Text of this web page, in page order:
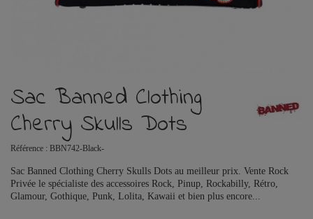
Sac Banned Clothing
Cherry Skulls Dots
Référence : BBN742-Black-
Sac Banned Clothing Cherry Skulls Dots au meilleur prix. Vente Rock
Privée le spécialiste des accessoires Rock, Pinup, Rockabilly, Rétro,
Glamour, Gothique, Punk, Lolita, Kawaii et bien plus encore...